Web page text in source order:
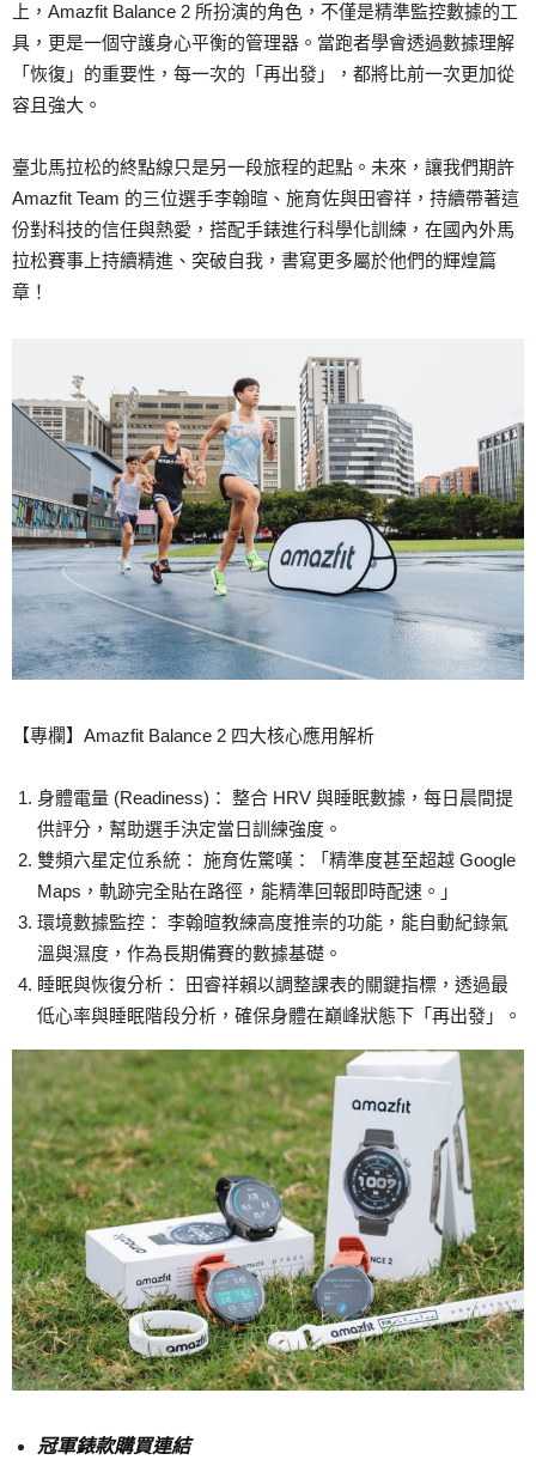
上，Amazfit Balance 2 所扮演的角色，不僅是精準監控數據的工
具，更是一個守護身心平衡的管理器。當跑者學會透過數據理解
「恢復」的重要性，每一次的「再出發」，都將比前一次更加從
容且強大。
臺北馬拉松的終點線只是另一段旅程的起點。未來，讓我們期許
Amazfit Team 的三位選手李翰暄、施育佐與田睿祥，持續帶著這
份對科技的信任與熱愛，搭配手錶進行科學化訓練，在國內外馬
拉松賽事上持續精進、突破自我，書寫更多屬於他們的輝煌篇
章！
【專欄】Amazfit Balance 2 四大核心應用解析
身體電量 (Readiness)： 整合 HRV 與睡眠數據，每日晨間提
供評分，幫助選手決定當日訓練強度。
雙頻六星定位系統： 施育佐驚嘆：「精準度甚至超越 Google
Maps，軌跡完全貼在路徑，能精準回報即時配速。」
環境數據監控： 李翰暄教練高度推崇的功能，能自動紀錄氣
溫與濕度，作為長期備賽的數據基礎。
睡眠與恢復分析： 田睿祥賴以調整課表的關鍵指標，透過最
低心率與睡眠階段分析，確保身體在巔峰狀態下「再出發」。
冠軍錶款購買連結